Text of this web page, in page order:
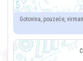
Gotovina, pouzeće,